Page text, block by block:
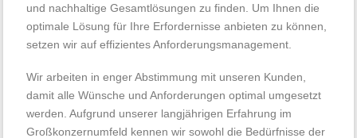
und nachhaltige Gesamtlösungen zu finden. Um Ihnen die
optimale Lösung für Ihre Erfordernisse anbieten zu können,
setzen wir auf effizientes Anforderungsmanagement.
Wir arbeiten in enger Abstimmung mit unseren Kunden,
damit alle Wünsche und Anforderungen optimal umgesetzt
werden. Aufgrund unserer langjährigen Erfahrung im
Großkonzernumfeld kennen wir sowohl die Bedürfnisse der